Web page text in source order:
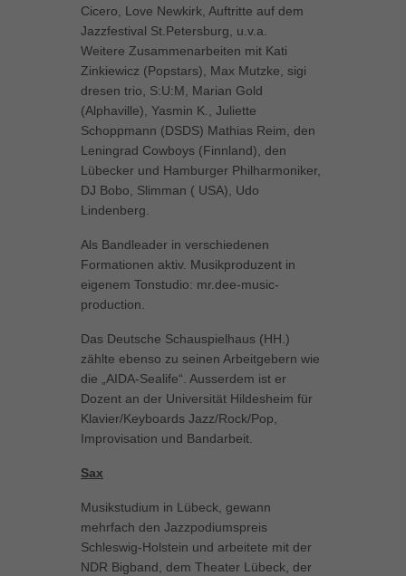
Cicero, Love Newkirk, Auftritte auf dem
Jazzfestival St.Petersburg, u.v.a.
Weitere Zusammenarbeiten mit Kati
Zinkiewicz (Popstars), Max Mutzke, sigi
dresen trio, S:U:M, Marian Gold
(Alphaville), Yasmin K., Juliette
Schoppmann (DSDS) Mathias Reim, den
Leningrad Cowboys (Finnland), den
Lübecker und Hamburger Philharmoniker,
DJ Bobo, Slimman ( USA), Udo
Lindenberg.
Als Bandleader in verschiedenen
Formationen aktiv. Musikproduzent in
eigenem Tonstudio: mr.dee-music-
production.
Das Deutsche Schauspielhaus (HH.)
zählte ebenso zu seinen Arbeitgebern wie
die „AIDA-Sealife“. Ausserdem ist er
Dozent an der Universität Hildesheim für
Klavier/Keyboards Jazz/Rock/Pop,
Improvisation und Bandarbeit.
Sax
Musikstudium in Lübeck, gewann
mehrfach den Jazzpodiumspreis
Schleswig-Holstein und arbeitete mit der
NDR Bigband, dem Theater Lübeck, der